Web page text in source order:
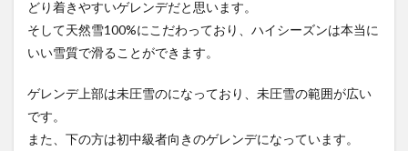
どり着きやすいゲレンデだと思います。
そして天然雪100%にこだわっており、ハイシーズンは本当に
いい雪質で滑ることができます。
ゲレンデ上部は未圧雪のになっており、未圧雪の範囲が広い
です。
また、下の方は初中級者向きのゲレンデになっています。